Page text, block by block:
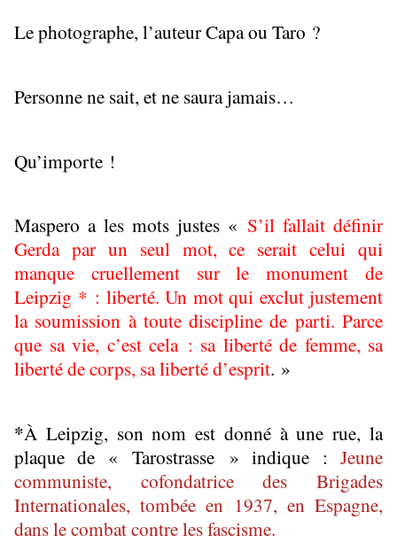
Le photographe, l’auteur Capa ou Taro ?
Personne ne sait, et ne saura jamais…
Qu’importe !
Maspero a les mots justes « S’il fallait définir
Gerda par un seul mot, ce serait celui qui
manque cruellement sur le monument de
Leipzig * : liberté. Un mot qui exclut justement
la soumission à toute discipline de parti. Parce
que sa vie, c’est cela : sa liberté de femme, sa
liberté de corps, sa liberté d’esprit. »
*À Leipzig, son nom est donné à une rue, la
plaque de « Tarostrasse » indique : Jeune
communiste, cofondatrice des Brigades
Internationales, tombée en 1937, en Espagne,
dans le combat contre les fascisme.